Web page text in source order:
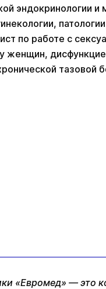
эндокринологии и
по работе с
женщин,
тазовой
«Евромед» — это